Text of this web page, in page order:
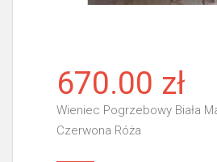
670.00 zł
Wieniec Pogrzebowy Biała
Czerwona Róża